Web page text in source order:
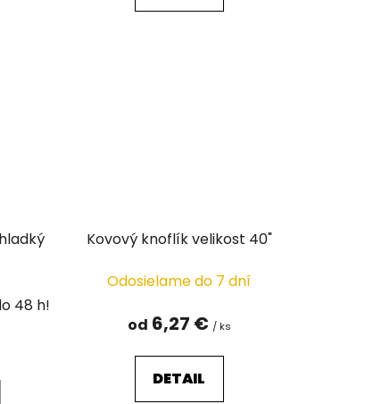
Kovový knoflík velikost 40"
Odosielame do 7 dní
od 6,27 € / ks
DETAIL